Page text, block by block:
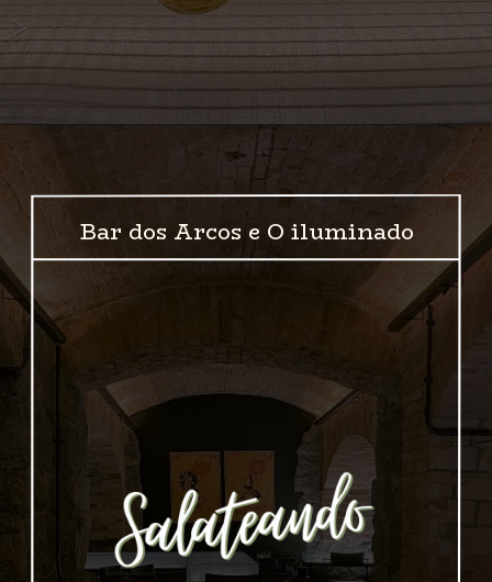
https://bardosarcos.com.br/
Bar dos Arcos e O iluminado